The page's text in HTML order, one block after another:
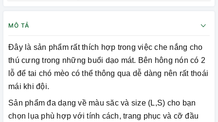
MÔ TẢ
Đây là sản phẩm rất thích hợp trong việc che nắng cho
thú cưng trong những buổi dạo mát. Bên hông nón có 2
lỗ để tai chó mèo có thể thông qua dễ dàng nên rất thoái
mái khi đội.
Sản phẩm đa dạng về màu săc và size (L,S) cho bạn
chọn lụa phù hợp với tính cách, trang phục và cỡ đầu